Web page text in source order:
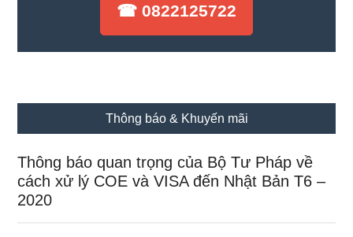
☎ 0822125722
Thông báo & Khuyến mãi
Thông báo quan trọng của Bộ Tư Pháp về
cách xử lý COE và VISA đến Nhật Bản T6 –
2020